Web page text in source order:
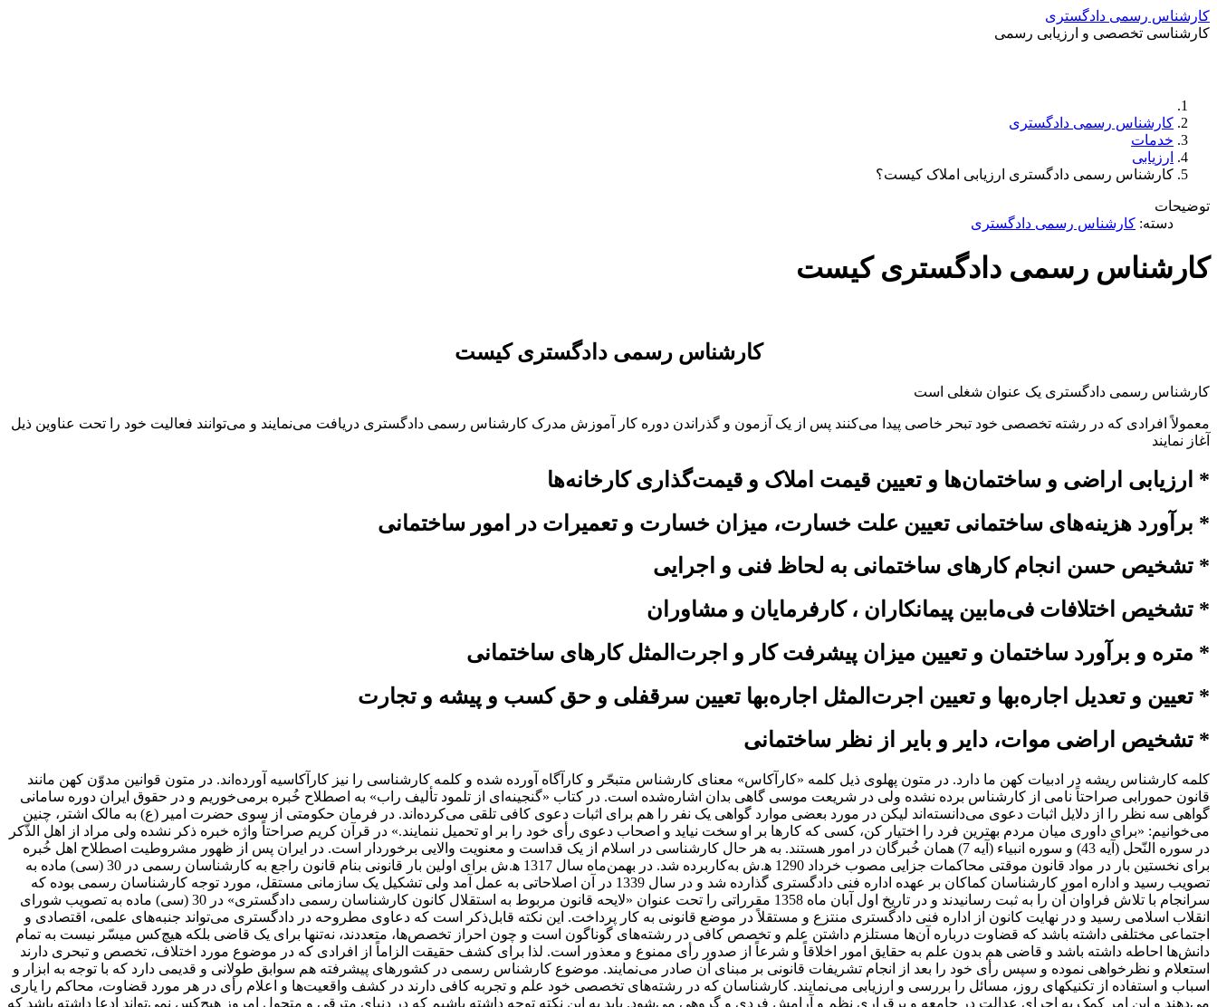
کارشناس رسمی دادگستری
کارشناسی تخصصی و ارزیابی رسمی
کارشناس رسمی دادگستری
خدمات
ارزیابی
کارشناس رسمی دادگستری ارزیابی املاک کیست؟
توضیحات
دسته: کارشناس رسمی دادگستری
کارشناس رسمی دادگستری کیست
کارشناس رسمی دادگستری کیست
کارشناس رسمی دادگستری یک عنوان شغلی است
معمولاً افرادی که در رشته تخصصی خود تبحر خاصی پیدا می‌کنند پس از یک آزمون و گذراندن دوره کار آموزش مدرک کارشناس رسمی دادگستری دریافت می‌نمایند و می‌توانند فعالیت خود را تحت عناوین ذیل
آغاز نمایند
* ارزیابی اراضی و ساختمان‌ها و تعیین قیمت املاک و قیمت‌گذاری کارخانه‌ها
* برآورد هزینه‌های ساختمانی تعیین علت خسارت، میزان خسارت و تعمیرات در امور ساختمانی
* تشخیص حسن انجام کارهای ساختمانی به لحاظ فنی و اجرایی
* تشخیص اختلافات فی‌مابین پیمانکاران ، کارفرمایان و مشاوران
* متره و برآورد ساختمان و تعیین میزان پیشرفت کار و اجرت‌المثل کارهای ساختمانی
* تعیین و تعدیل اجاره‌بها و تعیین اجرت‌المثل اجاره‌بها تعیین سرقفلی و حق کسب و پیشه و تجارت
* تشخیص اراضی موات، دایر و بایر از نظر ساختمانی
کلمه کارشناس ریشه در ادبیات کهن ما دارد. در متون پهلوی ذیل کلمه «کارآکاس» معنای کارشناس متبحّر و کارآگاه آورده شده و کلمه کارشناسی را نیز کارآکاسیه آورده‌اند. در متون قوانین مدوّن کهن مانند
قانون حمورابی صراحتاً نامی از کارشناس برده نشده ولی در شریعت موسی گاهی بدان اشاره‌شده است. در کتاب «گنجینه‌ای از تلمود تألیف راب» به اصطلاح خُبره برمی‌خوریم و در حقوق ایران دوره سامانی
گواهی سه نظر را از دلایل اثبات دعوی می‌دانسته‌اند لیکن در مورد بعضی موارد گواهی یک نفر را هم برای اثبات دعوی کافی تلقی می‌کرده‌اند. در فرمان حکومتی از سوی حضرت امیر (ع) به مالک اشتر، چنین
می‌خوانیم: «برای داوری میان مردم بهترین فرد را اختیار کن، کسی که کارها بر او سخت نیاید و اصحاب دعوی رأی خود را بر او تحمیل ننمایند.» در قرآن کریم صراحتاً واژه خبره ذکر نشده ولی مراد از اهل‌ الذّکر
در سوره النّحل (آیه 43) و سوره انبیاء (آیه 7) همان خُبرگان در امور هستند. به ‌هر حال کارشناسی در اسلام از یک قداست و معنویت والایی برخوردار است. در ایران پس از ظهور مشروطیت اصطلاح اهل خُبره
برای نخستین بار در مواد قانون موقتی محاکمات جزایی مصوب خرداد 1290 ﻫ.ش به‌کاربرده شد. در بهمن‌ماه سال 1317 ﻫ.ش برای اولین بار قانونی بنام قانون راجع‌ به کارشناسان رسمی در 30 (سی) ماده به
تصویب رسید و اداره امور کارشناسان کماکان بر عهده اداره فنی دادگستری گذارده شد و در سال 1339 در آن اصلاحاتی به عمل آمد ولی تشکیل یک سازمانی مستقل، مورد توجه کارشناسان رسمی بوده که
سرانجام با تلاش فراوان آن را به ثبت رسانیدند و در تاریخ اول آبان ماه 1358 مقرراتی را تحت عنوان «لایحه قانون مربوط به استقلال کانون کارشناسان رسمی دادگستری» در 30 (سی) ماده به تصویب شورای
انقلاب اسلامی رسید و در نهایت کانون از اداره فنی دادگستری منتزع و مستقلاً در موضع قانونی به کار پرداخت. این نکته قابل‌ذکر است که دعاوی مطروحه در دادگستری می‌تواند جنبه‌های علمی، اقتصادی و
اجتماعی مختلفی داشته باشد که قضاوت درباره آن‌ها مستلزم داشتن علم و تخصص کافی در رشته‌های گوناگون است و چون احراز تخصص‌ها، متعددند، نه‌تنها برای یک قاضی بلکه هیچ‌کس میسّر نیست به تمام
دانش‌ها احاطه داشته باشد و قاضی هم بدون علم به حقایق امور اخلاقاً و شرعاً از صدور رأی ممنوع و معذور است. لذا برای کشف حقیقت الزاماً از افرادی که در موضوع مورد اختلاف، تخصص و تبحری دارند
استعلام و نظرخواهی نموده و سپس رأی خود را بعد از انجام تشریفات قانونی بر مبنای آن صادر می‌نمایند. موضوع کارشناس رسمی در کشورهای پیشرفته هم سوابق طولانی و قدیمی دارد که با توجه به ابزار و
اسباب و استفاده از تکنیکهای روز، مسائل را بررسی و ارزیابی می‌نمایند. کارشناسان که در رشته‌های تخصصی خود علم و تجربه کافی دارند در کشف واقعیت‌ها و اعلام رأی در هر مورد قضاوت، محاکم را یاری
می‌دهند و این امر کمک به اجرای عدالت در جامعه و برقراری نظم و آرامش فردی و گروهی می‌‌شود. باید به این نکته توجه داشته باشیم که در دنیای مترقی و متحول امروز هیچ‌کس نمی‌تواند ادعا داشته باشد که